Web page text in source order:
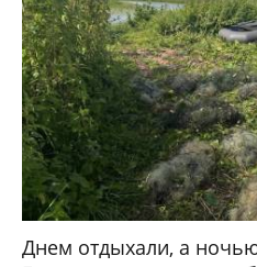
Днем отдыхали, а